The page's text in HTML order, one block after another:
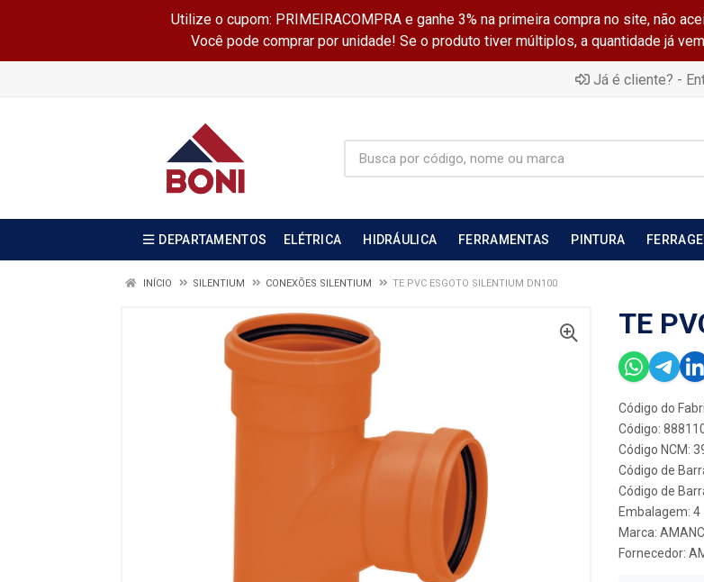
Utilize o cupom: PRIMEIRACOMPRA e ganhe 3% na primeira compra no site, não
Você pode comprar por unidade! Se o produto tiver múltiplos, a quantidade já
Já é cliente? -
DEPARTAMENTOS ELÉTRICA HIDRÁULICA FERRAMENTAS PINTURA
INÍCIO SILENTIUM CONEXÕES SILENTIUM TE PVC ESGOTO SILENTIUM DN100
TE
Código do
Código:
Código NCM:
Código de
Código de
Embalagem: 4
Marca:
Fornecedor: